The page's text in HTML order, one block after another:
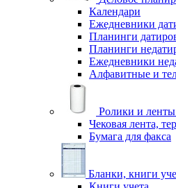
Календари
Ежедневники
Планинги
Планинги
Ежедневники
Алфавитные и
Ролики и
Чековая лента,
Бумага для факса
Бланки, книги